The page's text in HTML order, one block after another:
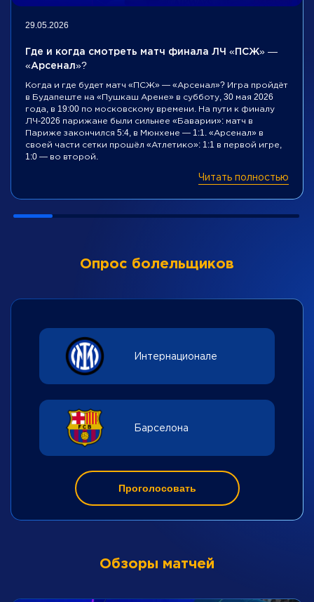
29.05.2026
Где и когда смотреть матч финала ЛЧ «ПСЖ» —
«Арсенал»?
Когда и где будет матч «ПСЖ» — «Арсенал»? Игра пройдёт
в Будапеште на «Пушкаш Арене» в субботу, 30 мая 2026
года, в 19:00 по московскому времени. На пути к финалу
ЛЧ-2026 парижане были сильнее «Баварии»: матч в
Париже закончился 5:4, в Мюнхене — 1:1. «Арсенал» в
своей части сетки прошёл «Атлетико»: 1:1 в первой игре,
1:0 — во второй.
Читать полностью
Опрос болельщиков
Интернационале
Барселона
Проголосовать
Обзоры матчей